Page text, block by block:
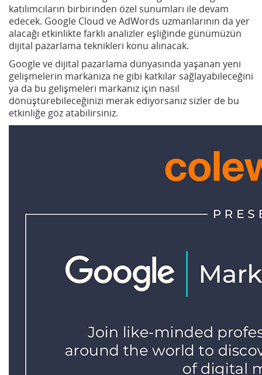
katılımcıların birbirinden özel sunumları ile devam
edecek. Google Cloud ve AdWords uzmanlarının da yer
alacağı etkinlikte farklı analizler eşliğinde günümüzün
dijital pazarlama teknikleri konu alınacak.
Google ve dijital pazarlama dünyasında yaşanan yeni
gelişmelerin markanıza ne gibi katkılar sağlayabileceğini
ya da bu gelişmeleri markanız için nasıl
dönüştürebileceğinizi merak ediyorsanız sizler de bu
etkinliğe göz atabilirsiniz.